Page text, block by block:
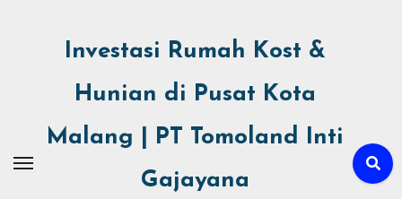
Investasi Rumah Kost &
Hunian di Pusat Kota
Malang | PT Tomoland Inti
Gajayana